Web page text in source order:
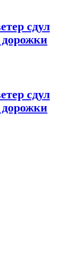
сдул
дорожки
сдул
дорожки